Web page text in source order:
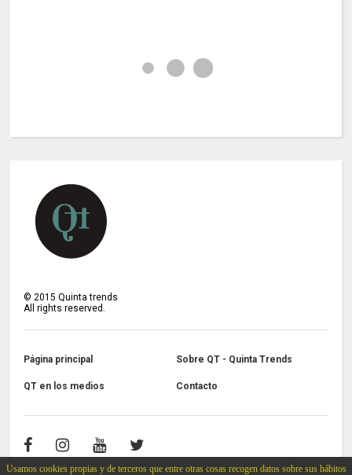
Usamos cookies propias y de terceros que entre otras cosas recogen datos sobre sus hábitos
©2015 Quinta trends
All rights reserved.
Página principal Sobre QT - Quinta Trends
QT en los medios Contacto